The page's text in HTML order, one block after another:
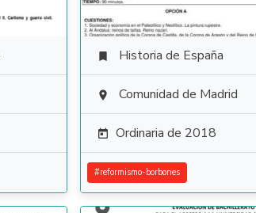
 Historia de España
 Comunidad de Madrid
 Ordinaria de 2018
#reformismo-borbones